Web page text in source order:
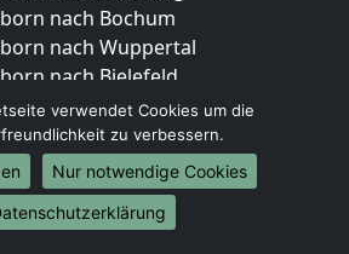
nach Bochum
nach Wuppertal
nach Bielefeld
nach Bonn
nach Münster
nach Brasilien
verwendet Cookies um die
zu verbessern.
Nur notwendige Cookies